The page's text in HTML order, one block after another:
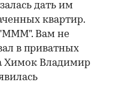
дать им
квартир.
"МММ". Вам не
в приватных
Химок Владимир